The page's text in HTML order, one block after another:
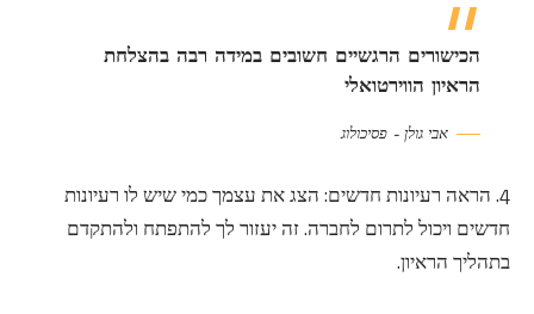
הכישורים הרגשיים חשובים במידה רבה בהצלחת
הראיון הווירטואלי
אבי גולן – פסיכולוג
4. הראה רעיונות חדשים: הצג את עצמך כמי שיש לו רעיונות
חדשים ויכול לתרום לחברה. זה יעזור לך להתפתח ולהתקדם
בתהליך הראיון.